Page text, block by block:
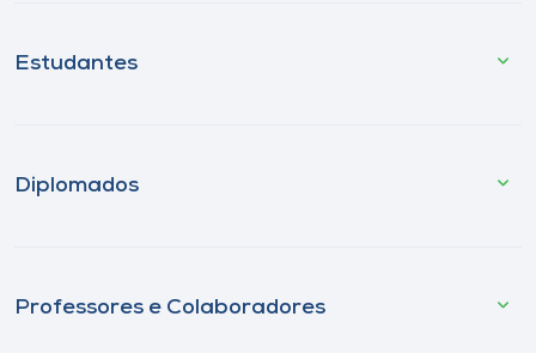
Estudantes
Diplomados
Professores e Colaboradores